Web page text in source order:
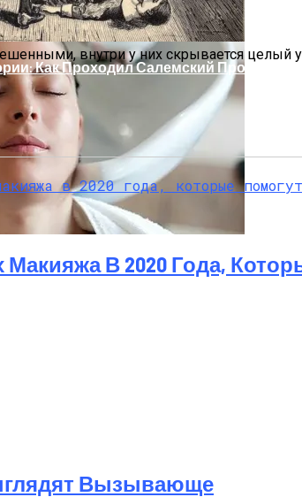
Октябрь 2025 Года
Как Проходил Салемский Процесс
внутри у них скрывается целый
В 2020 Года,
Вызывающе